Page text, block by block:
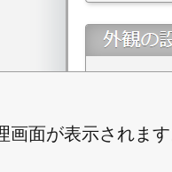
画面が表示されま